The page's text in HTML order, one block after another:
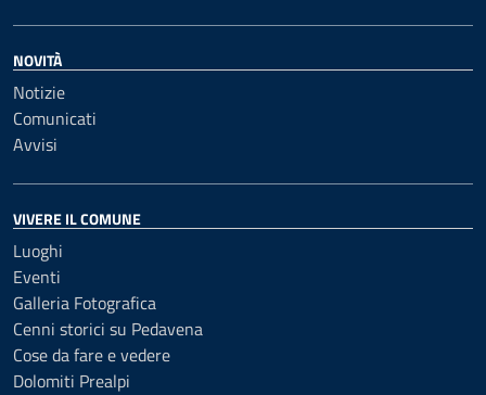
NOVITÀ
Notizie
Comunicati
Avvisi
VIVERE IL COMUNE
Luoghi
Eventi
Galleria Fotografica
Cenni storici su Pedavena
Cose da fare e vedere
Dolomiti Prealpi